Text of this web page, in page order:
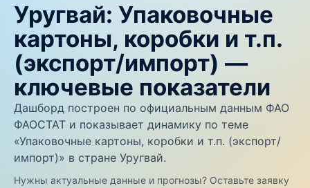
Уругвай: Упаковочные
картоны, коробки и т.п.
(экспорт/импорт) —
ключевые показатели
Дашборд построен по официальным данным ФАО
ФАОСТАТ и показывает динамику по теме
«Упаковочные картоны, коробки и т.п. (экспорт/
импорт)» в стране Уругвай.
Нужны актуальные данные и прогнозы? Оставьте заявку